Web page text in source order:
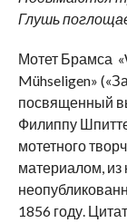
Глушь
Мотет Брамса
Mühseligen»
посвященный
Филиппу
мотетного
материалом, из
1856 году.